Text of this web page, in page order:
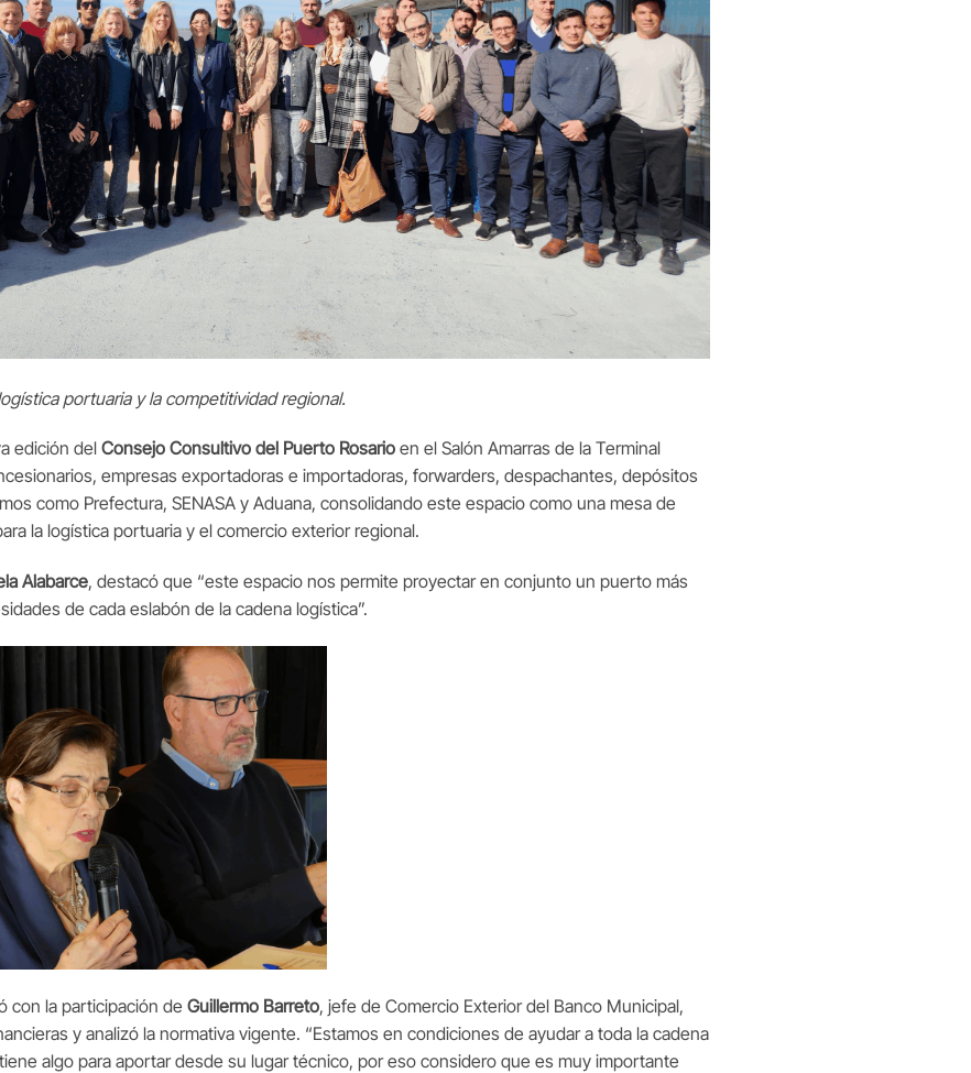
portuaria y la competitividad regional.
edición del Consejo Consultivo del Puerto Rosario en el Salón Amarras de la Terminal
empresas exportadoras e importadoras, forwarders, despachantes, depósitos
como Prefectura, SENASA y Aduana, consolidando este espacio como una mesa de
la logística portuaria y el comercio exterior regional.
Alabarce, destacó que “este espacio nos permite proyectar en conjunto un puerto más
de cada eslabón de la cadena logística”.
con la participación de Guillermo Barreto, jefe de Comercio Exterior del Banco Municipal,
y analizó la normativa vigente. “Estamos en condiciones de ayudar a toda la cadena
algo para aportar desde su lugar técnico, por eso considero que es muy importante